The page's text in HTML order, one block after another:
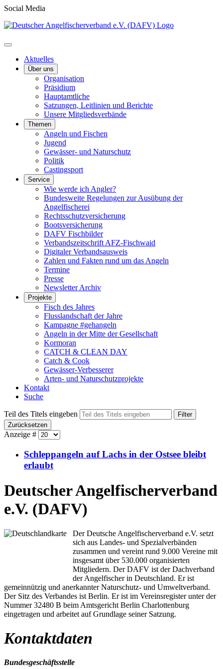
Social Media
Aktuelles
Über uns
Organisation
Präsidium
Hauptamtliche
Satzungen, Leitlinien und Berichte
Unsere Mitgliedsverbände
Themen
Angeln und Fischen
Jugend
Gewässer- und Naturschutz
Politik
Castingsport
Service
Wie werde ich Angler?
Bundesweite Regelungen zur Ausübung der
Angelfischerei
Rechtsschutzversicherung
Bootsversicherung
DAFV Fischbilder
Verbandszeitschrift AFZ-Fischwaid
Digitaler Verbandsausweis
Zahlen und Fakten rund um das Angeln
Termine
Presse
Newsletter Archiv
Projekte
Fisch des Jahres
Flusslandschaft der Jahre
Kampagne #gehangeln
Angeln in der Mitte der Gesellschaft
Kormoran
CATCH & CLEAN DAY
Catch & Cook
Gewässer-Verbesserer
Arten- und Naturschutzprojekte
Kontakt
Suche
Teil des Titels eingeben
Filter
Zurücksetzen
Anzeige #
Schleppangeln auf Lachs in der Ostsee bleibt
erlaubt
Deutscher Angelfischerverband
e.V. (DAFV)
Der Deutsche Angelfischerverband e.V. setzt
sich aus Landes- und Spezialverbänden
zusammen und vereint rund 9.000 Vereine mit
insgesamt über 530.000 organisierten
Mitgliedern. Der DAFV ist der Dachverband
der Angelfischer in Deutschland. Er ist
gemeinnützig und anerkannter Naturschutz- und Umweltverband.
Der Sitz des Verbandes ist Berlin. Er ist im Vereinsregister unter der
Nummer 32480 B beim Amtsgericht Berlin Charlottenburg
eingetragen und arbeitet auf Grundlage seiner Satzung.
Kontaktdaten
Bundesgeschäftsstelle